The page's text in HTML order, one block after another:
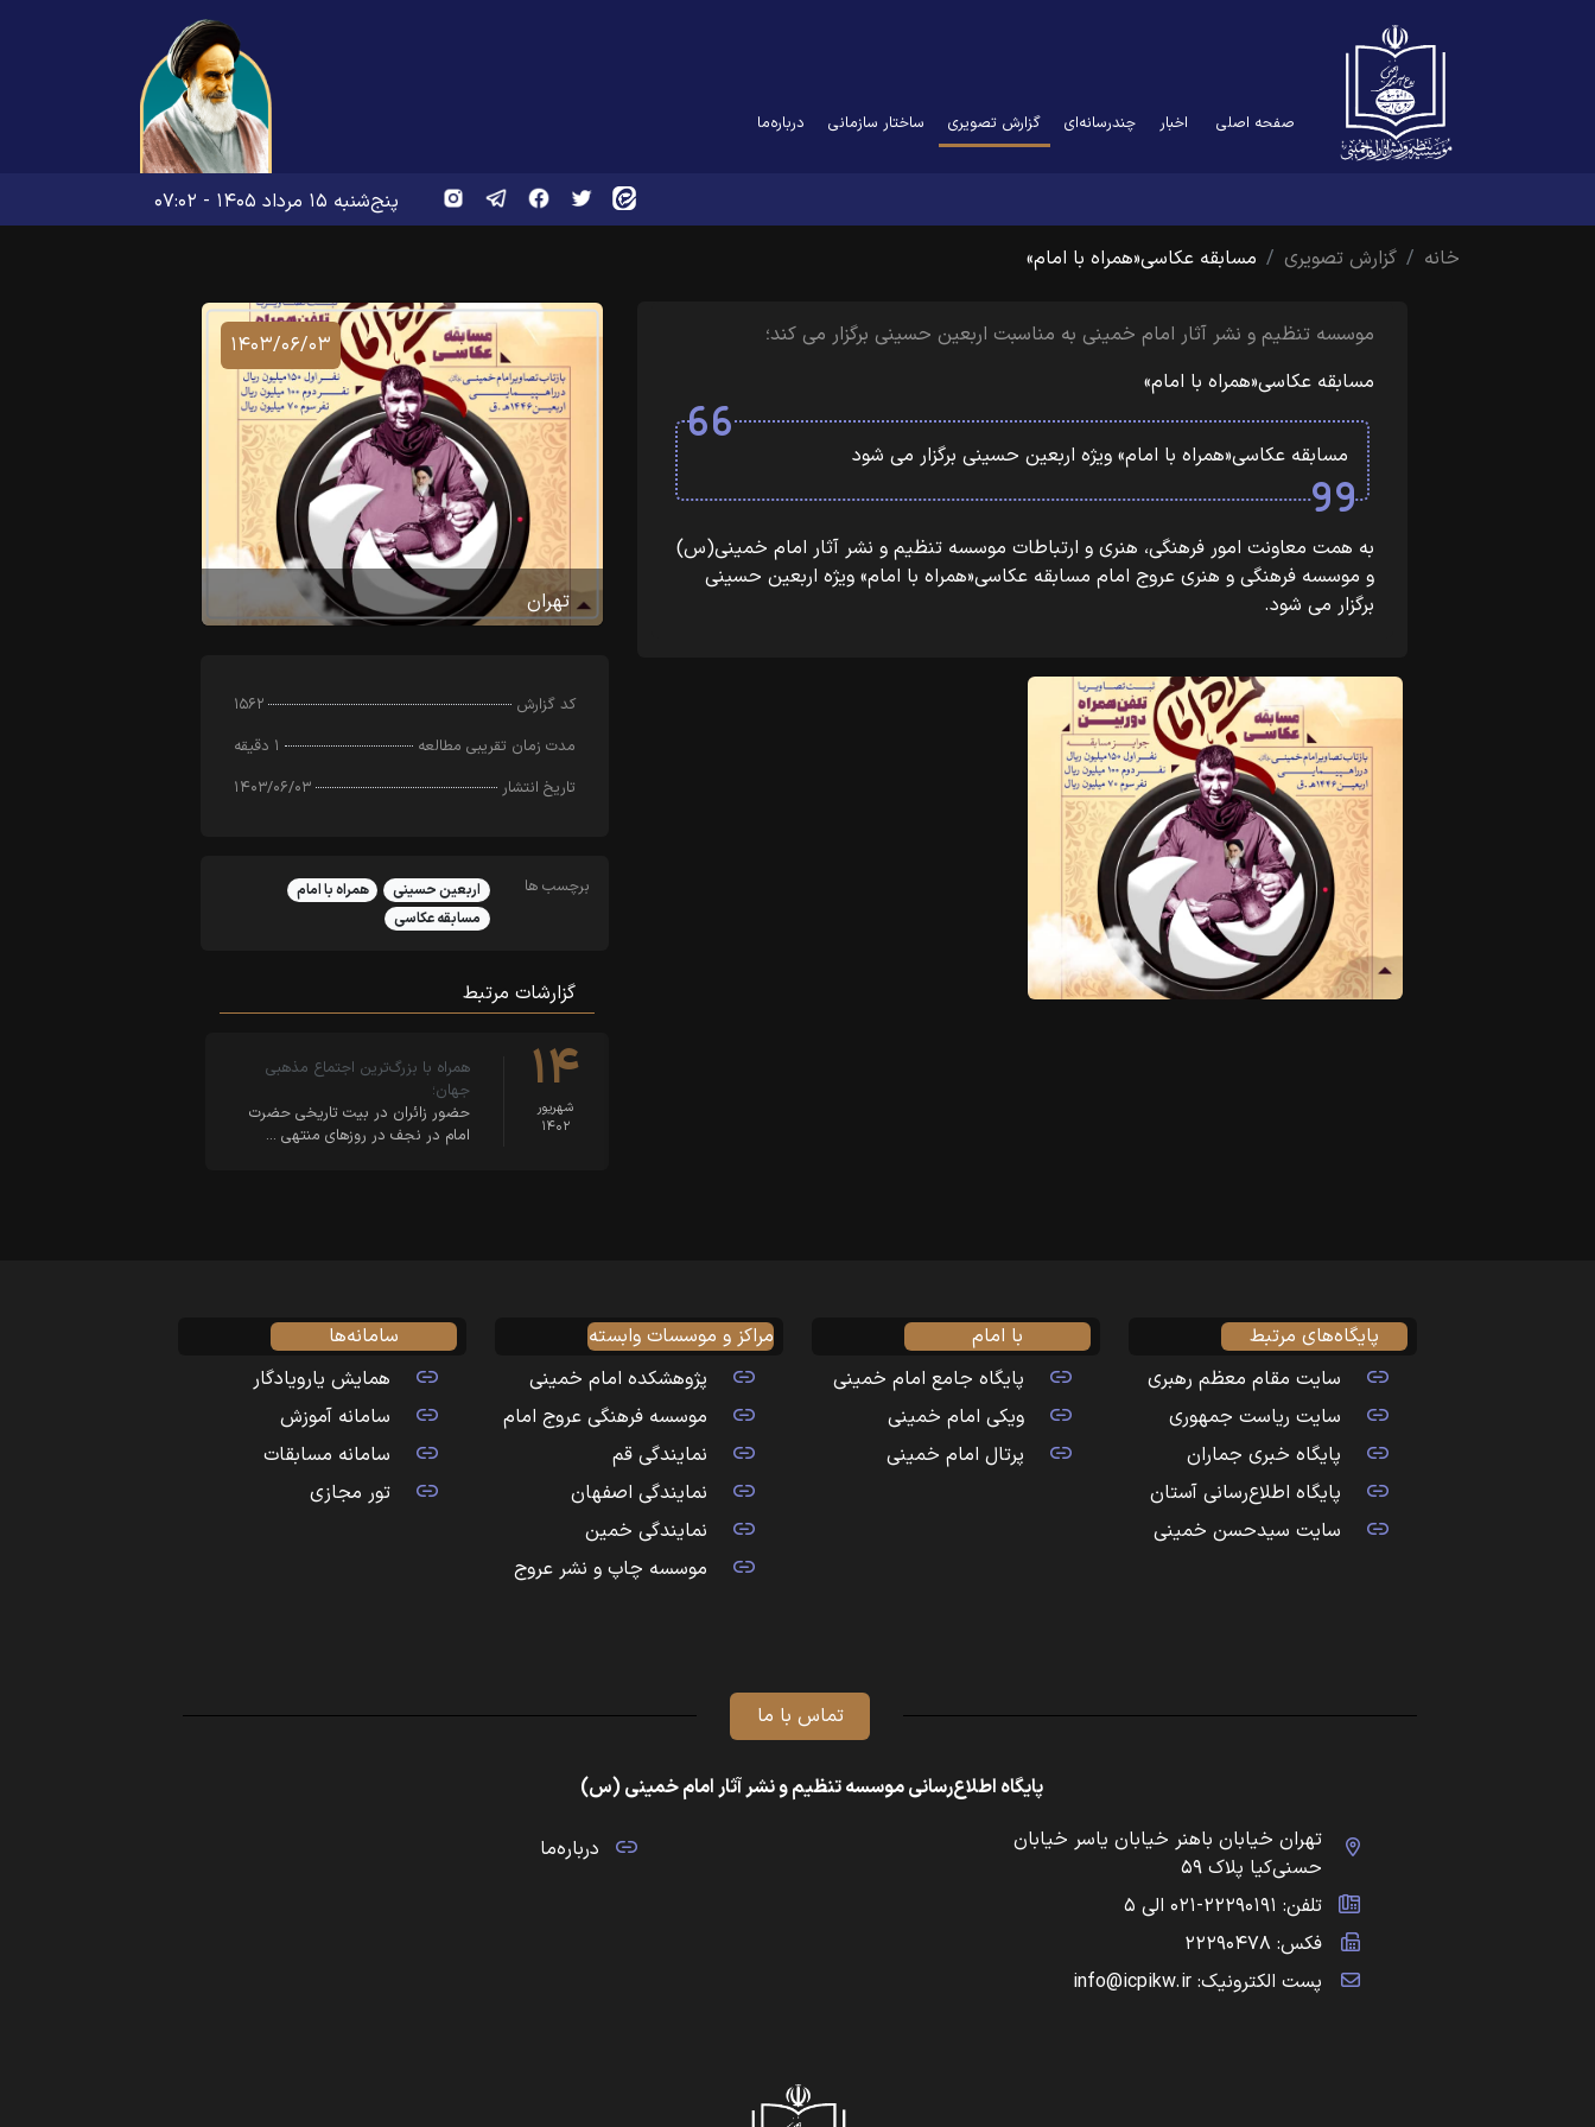
صفحه اصلی اخبار چندرسانه‌ای گزارش تصویری
(current) ساختار سازمانی درباره‌ما
پنج‌شنبه ۱۵ مرداد ۱۴۰۵ - ۰۷:۰۲
خانه
گزارش تصویری مسابقه عکاسی«همراه با امام»
موسسه تنظیم و نشر آثار امام خمینی به مناسبت اربعین حسینی برگزار می کند؛
مسابقه عکاسی«همراه با امام»
مسابقه عکاسی«همراه با امام» ویژه اربعین حسینی برگزار می شود
به همت معاونت امور فرهنگی، هنری و ارتباطات موسسه تنظیم و نشر آثار امام خمینی(س)
و موسسه فرهنگی و هنری عروج امام مسابقه عکاسی«همراه با امام» ویژه اربعین حسینی
برگزار می شود.
۱۴۰۳/۰۶/۰۳
تهران
کد‌ گزارش
۱۵۶۲
مدت زمان تقریبی مطالعه
۱ دقیقه
تاریخ انتشار
۱۴۰۳/۰۶/۰۳
برچسب ها اربعین حسینی
همراه با امام
مسابقه عکاسی
گزارشات مرتبط
۱۴
شهریور
۱۴۰۲
همراه با بزرگ‌ترین اجتماع مذهبی
جهان؛
حضور زائران در بیت تاریخی حضرت
امام در نجف در روزهای منتهی …
پایگاه‌های مرتبط
سایت مقام معظم رهبری
سایت ریاست جمهوری
پایگاه خبری جماران
پایگاه اطلاع‌رسانی آستان
سایت سیدحسن خمینی
با امام
پایگاه جامع امام خمینی
ویکی امام خمینی
پرتال امام خمینی
مراکز و موسسات وابسته
پژوهشکده امام خمینی
موسسه فرهنگی عروج امام
نمایندگی قم
نمایندگی اصفهان
نمایندگی خمین
موسسه چاپ و نشر عروج
سامانه‌ها
همایش یارویادگار
سامانه آموزش
سامانه مسابقات
تور مجازی
تماس با ما
پایگاه اطلاع‌رسانی موسسه تنظیم و نشر آثار امام خمینی (س)
تهران خیابان باهنر خیابان یاسر خیابان
حسنی‌کیا پلاک ۵۹
تلفن: ۲۲۲۹۰۱۹۱-۰۲۱ الی ۵
فکس: ۲۲۲۹۰۴۷۸
پست الکترونیک: info@icpikw.ir
درباره‌ما